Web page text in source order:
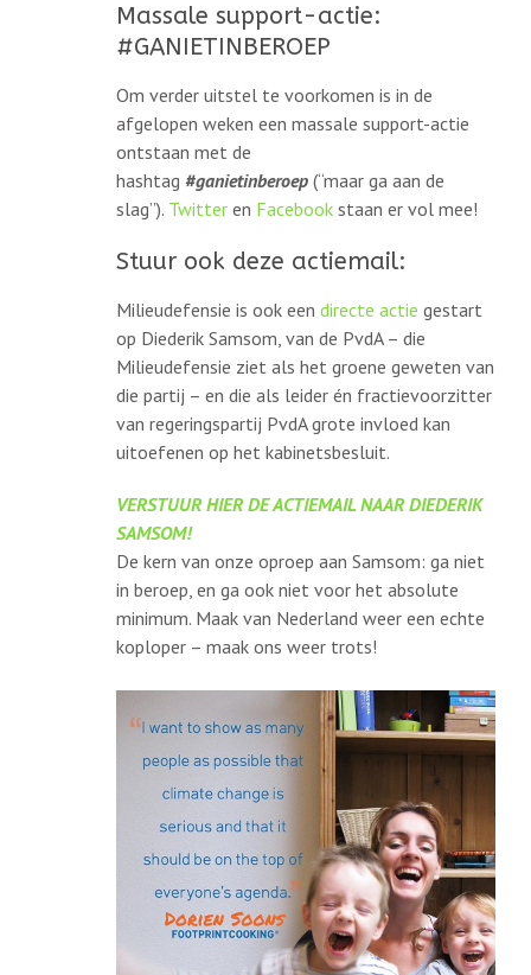
Massale support-actie:
#GANIETINBEROEP
Om verder uitstel te voorkomen is in de
afgelopen weken een massale support-actie
ontstaan met de
hashtag #ganietinberoep (“maar ga aan de
slag”). Twitter en Facebook staan er vol mee!
Stuur ook deze actiemail:
Milieudefensie is ook een directe actie gestart
op Diederik Samsom, van de PvdA – die
Milieudefensie ziet als het groene geweten van
die partij – en die als leider én fractievoorzitter
van regeringspartij PvdA grote invloed kan
uitoefenen op het kabinetsbesluit.
VERSTUUR HIER DE ACTIEMAIL NAAR DIEDERIK
SAMSOM!
De kern van onze oproep aan Samsom: ga niet
in beroep, en ga ook niet voor het absolute
minimum. Maak van Nederland weer een echte
koploper – maak ons weer trots!